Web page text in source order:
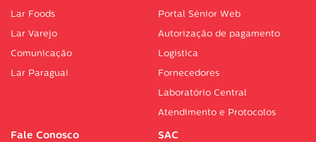
Lar Foods
Lar Varejo
Comunicação
Lar Paraguai
Portal Sénior Web
Autorização de pagamento
Logística
Fornecedores
Laboratório Central
Atendimento e Protocolos
Fale Conosco
SAC